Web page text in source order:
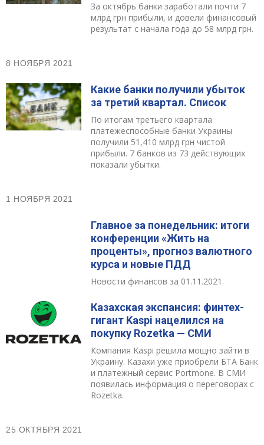
За октябрь банки заработали почти 7
млрд грн прибыли, и довели финансовый
результат с начала года до 58 млрд грн.
8 НОЯБРЯ 2021
Какие банки получили убыток
за третий квартал. Список
По итогам третьего квартала
платежеспособные банки Украины
получили 51,410 млрд грн чистой
прибыли. 7 банков из 73 действующих
показали убытки.
1 НОЯБРЯ 2021
Главное за понедельник: итоги
конференции «Жить на
проценты», прогноз валютного
курса и новые ПДД
Новости финансов за 01.11.2021.
Казахская экспансия: финтех-
гигант Kaspi нацелился на
покупку Rozetka — СМИ
Компания Kaspi решила мощно зайти в
Украину. Казахи уже приобрели БТА Банк
и платежный сервис Portmone. В СМИ
появилась информация о переговорах с
Rozetka.
25 ОКТЯБРЯ 2021